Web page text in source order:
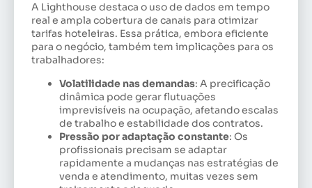
A Lighthouse destaca o uso de dados em tempo
real e ampla cobertura de canais para otimizar
tarifas hoteleiras. Essa prática, embora eficiente
para o negócio, também tem implicações para os
trabalhadores:
Volatilidade nas demandas: A precificação
dinâmica pode gerar flutuações
imprevisíveis na ocupação, afetando escalas
de trabalho e estabilidade dos contratos.
Pressão por adaptação constante: Os
profissionais precisam se adaptar
rapidamente a mudanças nas estratégias de
venda e atendimento, muitas vezes sem